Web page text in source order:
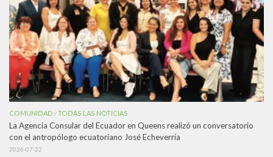
COMUNIDAD /TODAS LAS NOTICIAS
La Agencia Consular del Ecuador en Queens realizó un conversatorio
con el antropólogo ecuatoriano José Echeverría
2026-07-22